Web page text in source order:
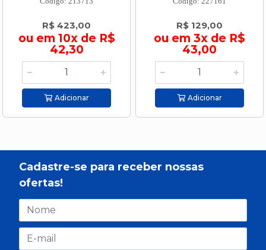
R$ 423,00
ou em 10x de R$
42,30
Adicionar
R$ 129,00
ou em 3x de R$
43,00
Adicionar
Cadastre-se para receber nossas
ofertas!